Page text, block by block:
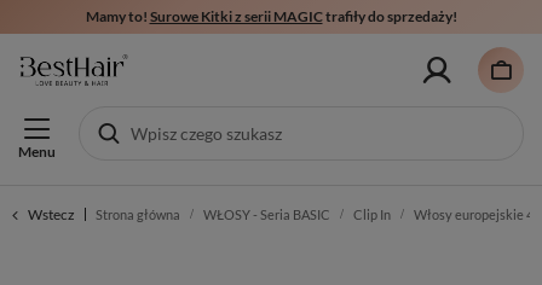
Mamy to! Surowe Kitki z serii MAGICtrafiły do sprzedaży!
Menu
Wstecz Strona główna WŁOSY - Seria BASIC Clip In Włosy europejskie